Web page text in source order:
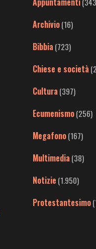
Archivio(16)
Bibbia (723)
Chiese e società
Cultura (397)
Ecumenismo(256)
Megafono(167)
Multimedia (38)
Notizie (1.950)
Protestantesimo